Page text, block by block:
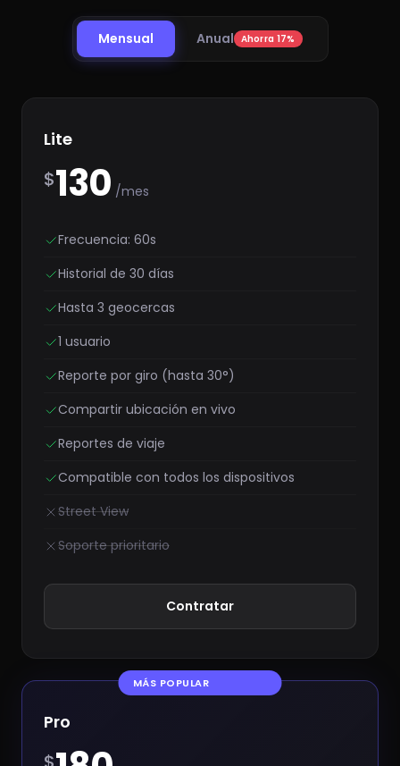
Mensual Anual Ahorra 17%
Lite
$130 /mes
Frecuencia: 60s
Historial de 30 días
Hasta 3 geocercas
1 usuario
Reporte por giro (hasta 30°)
Compartir ubicación en vivo
Reportes de viaje
Compatible con todos los dispositivos
Street View
Soporte prioritario
Contratar
MÁS POPULAR
Pro